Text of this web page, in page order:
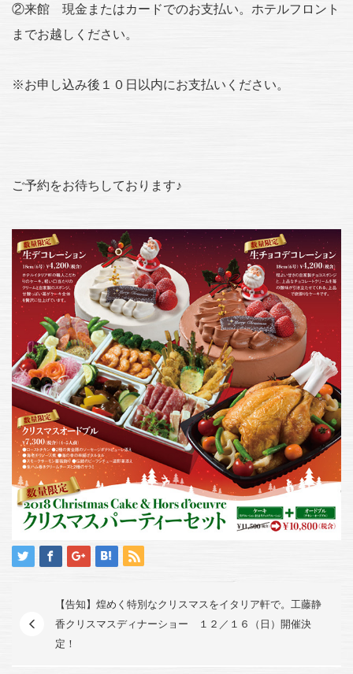
②来館 現金またはカードでのお支払い。ホテルフロント
までお越しください。
※お申し込み後１０日以内にお支払いください。
ご予約をお待ちしております♪
【告知】煌めく特別なクリスマスをイタリア軒で。工藤静
香クリスマスディナーショー １２／１６（日）開催決
定！